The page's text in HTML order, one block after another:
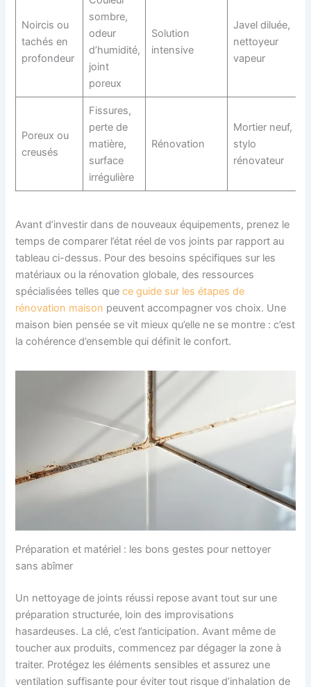
Noircis ou
tachés en
profondeur
sombre,
odeur
d’humidité,
joint
poreux
Solution
intensive
Javel diluée,
nettoyeur
vapeur
Poreux ou
creusés
Fissures,
perte de
matière,
surface
irrégulière
Rénovation
Mortier neuf,
stylo
rénovateur
Avant d’investir dans de nouveaux équipements, prenez le
temps de comparer l’état réel de vos joints par rapport au
tableau ci-dessus. Pour des besoins spécifiques sur les
matériaux ou la rénovation globale, des ressources
spécialisées telles quece guide sur les étapes de
rénovation maison peuvent accompagner vos choix. Une
maison bien pensée se vit mieux qu’elle ne se montre : c’est
la cohérence d’ensemble qui définit le confort.
Préparation et matériel : les bons gestes pour nettoyer
sans abîmer
Un nettoyage de joints réussi repose avant tout sur une
préparation structurée, loin des improvisations
hasardeuses. La clé, c’est l’anticipation. Avant même de
toucher aux produits, commencez par dégager la zone à
traiter. Protégez les éléments sensibles et assurez une
ventilation suffisante pour éviter tout risque d’inhalation de